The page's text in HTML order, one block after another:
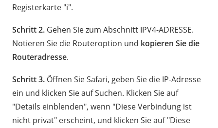
Registerkarte "i".
Schritt 2. Gehen Sie zum Abschnitt IPV4-ADRESSE.
Notieren Sie die Routeroption und kopieren Sie die
Routeradresse.
Schritt 3. Öffnen Sie Safari, geben Sie die IP-Adresse
ein und klicken Sie auf Suchen. Klicken Sie auf
"Details einblenden", wenn "Diese Verbindung ist
nicht privat" erscheint, und klicken Sie auf "Diese